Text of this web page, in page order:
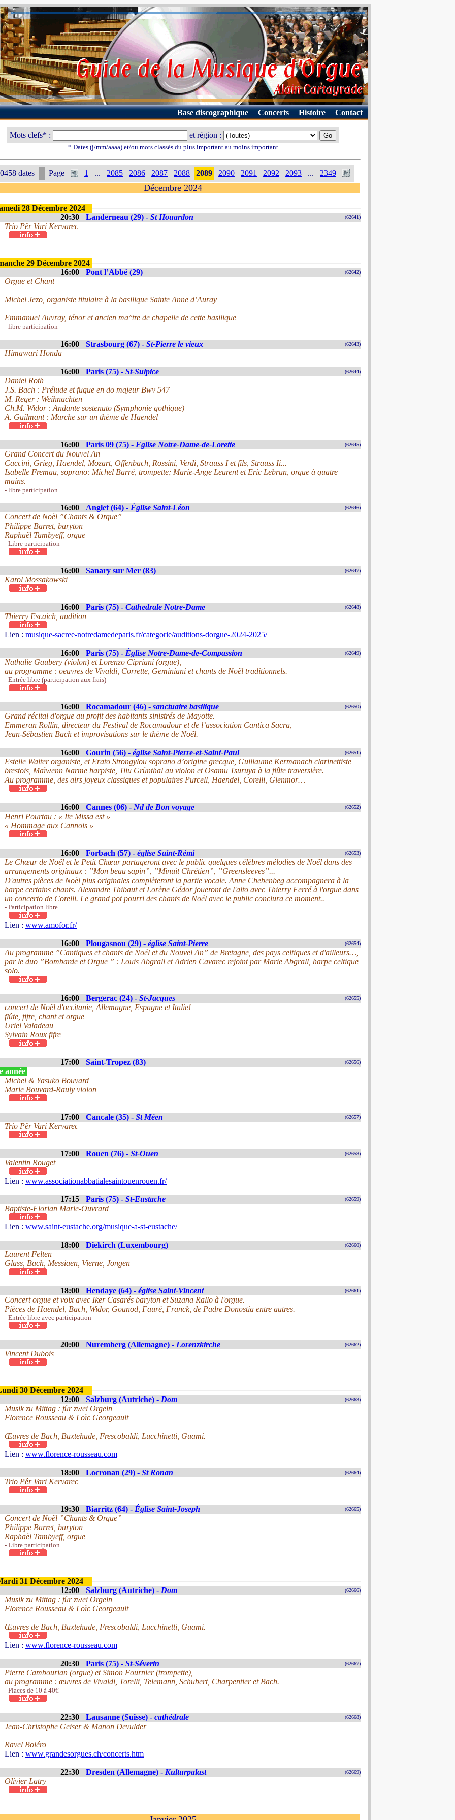
Base discographique Concerts Histoire Contact
Mots clefs* : et région :
* Dates (j/mm/aaaa) et/ou mots classés du plus important au moins important
dates Page 1 ... 2085 2086 2087 2088 2089 2090 2091 2092 2093 ... 2349
Décembre 2024
28 Décembre 2024
20:30
Landerneau (29) - St Houardon (62641)
Trio Pêr Vari Kervarec
29 Décembre 2024
16:00
Pont l’Abbé (29) (62642)
Orgue et Chant
Michel Jezo, organiste titulaire à la basilique Sainte Anne d’Auray
Emmanuel Auvray, ténor et ancien ma^tre de chapelle de cette basilique
- libre participation
16:00 Strasbourg (67) - St-Pierre le vieux (62643)
Himawari Honda
16:00 Paris (75) - St-Sulpice (62644)
Daniel Roth
J.S. Bach : Prélude et fugue en do majeur Bwv 547
M. Reger : Weihnachten
Ch.M. Widor : Andante sostenuto (Symphonie gothique)
A. Guilmant : Marche sur un thème de Haendel
16:00 Paris 09 (75) - Eglise Notre-Dame-de-Lorette (62645)
Grand Concert du Nouvel An
Caccini, Grieg, Haendel, Mozart, Offenbach, Rossini, Verdi, Strauss I et fils, Strauss Ii...
Isabelle Fremau, soprano: Michel Barré, trompette; Marie-Ange Leurent et Eric Lebrun, orgue à quatre
mains.
- libre participation
16:00 Anglet (64) - Église Saint-Léon (62646)
Concert de Noël ”Chants & Orgue”
Philippe Barret, baryton
Raphaël Tambyeff, orgue
- Libre participation
16:00 Sanary sur Mer (83) (62647)
Karol Mossakowski
16:00 Paris (75) - Cathedrale Notre-Dame (62648)
Thierry Escaich, audition
Lien : musique-sacree-notredamedeparis.fr/categorie/auditions-dorgue-2024-2025/
16:00 Paris (75) - Église Notre-Dame-de-Compassion (62649)
Nathalie Gaubery (violon) et Lorenzo Cipriani (orgue),
au programme : oeuvres de Vivaldi, Corrette, Geminiani et chants de Noël traditionnels.
- Entrée libre (participation aux frais)
16:00 Rocamadour (46) - sanctuaire basilique (62650)
Grand récital d'orgue au profit des habitants sinistrés de Mayotte.
Emmeran Rollin, directeur du Festival de Rocamadour et de l’association Cantica Sacra,
Jean-Sébastien Bach et improvisations sur le thème de Noël.
16:00 Gourin (56) - église Saint-Pierre-et-Saint-Paul (62651)
Estelle Walter organiste, et Erato Strongylou soprano d’origine grecque, Guillaume Kermanach clarinettiste
brestois, Maïwenn Narme harpiste, Tiiu Grünthal au violon et Osamu Tsuruya à la flûte traversière.
Au programme, des airs joyeux classiques et populaires Purcell, Haendel, Corelli, Glenmor…
16:00 Cannes (06) - Nd de Bon voyage (62652)
Henri Pourtau : « Ite Missa est »
« Hommage aux Cannois »
16:00 Forbach (57) - église Saint-Rémi (62653)
Le Chœur de Noël et le Petit Chœur partageront avec le public quelques célèbres mélodies de Noël dans des
arrangements originaux : ”Mon beau sapin”, ”Minuit Chrétien”, ”Greensleeves”...
D'autres pièces de Noël plus originales complèteront la partie vocale. Anne Chebenbeg accompagnera à la
harpe certains chants. Alexandre Thibaut et Lorène Gédor joueront de l'alto avec Thierry Ferré à l'orgue dans
un concerto de Corelli. Le grand pot pourri des chants de Noël avec le public conclura ce moment..
- Participation libre
Lien : www.amofor.fr/
16:00 Plougasnou (29) - église Saint-Pierre (62654)
Au programme ”Cantiques et chants de Noël et du Nouvel An” de Bretagne, des pays celtiques et d'ailleurs…,
par le duo ”Bombarde et Orgue ” : Louis Abgrall et Adrien Cavarec rejoint par Marie Abgrall, harpe celtique
solo.
16:00 Bergerac (24) - St-Jacques (62655)
concert de Noël d'occitanie, Allemagne, Espagne et Italie!
flûte, fifre, chant et orgue
Uriel Valadeau
Sylvain Roux fifre
17:00 Saint-Tropez (83) (62656)
année
Michel & Yasuko Bouvard
Marie Bouvard-Rauly violon
17:00 Cancale (35) - St Méen (62657)
Trio Pêr Vari Kervarec
17:00 Rouen (76) - St-Ouen (62658)
Valentin Rouget
Lien : www.associationabbatialesaintouenrouen.fr/
17:15 Paris (75) - St-Eustache (62659)
Baptiste-Florian Marle-Ouvrard
Lien : www.saint-eustache.org/musique-a-st-eustache/
18:00 Diekirch (Luxembourg) (62660)
Laurent Felten
Glass, Bach, Messiaen, Vierne, Jongen
18:00 Hendaye (64) - église Saint-Vincent (62661)
Concert orgue et voix avec Iker Casarés baryton et Suzana Rallo à l'orgue.
Pièces de Haendel, Bach, Widor, Gounod, Fauré, Franck, de Padre Donostia entre autres.
- Entrée libre avec participation
20:00 Nuremberg (Allemagne) - Lorenzkirche (62662)
Vincent Dubois
30 Décembre 2024
12:00
Salzburg (Autriche) - Dom (62663)
Musik zu Mittag : für zwei Orgeln
Florence Rousseau & Loïc Georgeault
Œuvres de Bach, Buxtehude, Frescobaldi, Lucchinetti, Guami.
Lien : www.florence-rousseau.com
18:00 Locronan (29) - St Ronan (62664)
Trio Pêr Vari Kervarec
19:30 Biarritz (64) - Église Saint-Joseph (62665)
Concert de Noël ”Chants & Orgue”
Philippe Barret, baryton
Raphaël Tambyeff, orgue
- Libre participation
31 Décembre 2024
12:00
Salzburg (Autriche) - Dom (62666)
Musik zu Mittag : für zwei Orgeln
Florence Rousseau & Loïc Georgeault
Œuvres de Bach, Buxtehude, Frescobaldi, Lucchinetti, Guami.
Lien : www.florence-rousseau.com
20:30 Paris (75) - St-Séverin (62667)
Pierre Cambourian (orgue) et Simon Fournier (trompette),
au programme : œuvres de Vivaldi, Torelli, Telemann, Schubert, Charpentier et Bach.
- Places de 10 à 40€
22:30 Lausanne (Suisse) - cathédrale (62668)
Jean-Christophe Geiser & Manon Devulder
Ravel Boléro
Lien : www.grandesorgues.ch/concerts.htm
22:30 Dresden (Allemagne) - Kulturpalast (62669)
Olivier Latry